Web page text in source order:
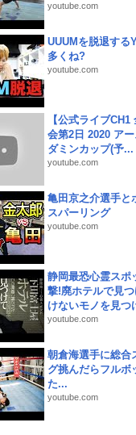
youtube.com
UUUMを脱退する
多くね?
youtube.com
【公式ライブCH1
会第2日 2020 ア
ダミンカップ(予...
youtube.com
亀田京之介選手と
スパーリング
youtube.com
静岡最恐心霊スポ
撃!廃ホテルで見
けないモノを見つ
youtube.com
朝倉海選手に総合
グ挑んだらフルボ
た...
youtube.com